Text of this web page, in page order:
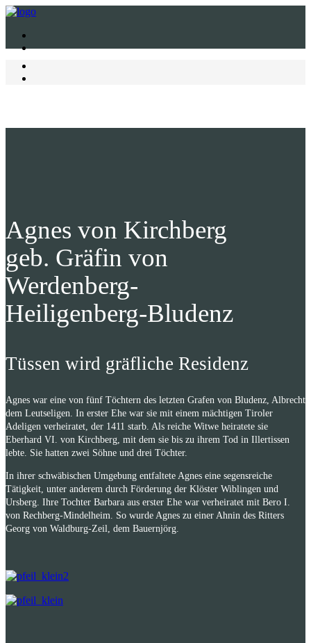
Agnes von Kirchberg
geb. Gräfin von
Werdenberg-
Heiligenberg-Bludenz
Tüssen wird gräfliche Residenz
Agnes war eine von fünf Töchtern des letzten Grafen von Bludenz, Albrecht
dem Leutseligen. In erster Ehe war sie mit einem mächtigen Tiroler
Adeligen verheiratet, der 1411 starb. Als reiche Witwe heiratete sie
Eberhard VI. von Kirchberg, mit dem sie bis zu ihrem Tod in Illertissen
lebte. Sie hatten zwei Söhne und drei Töchter.
In ihrer schwäbischen Umgebung entfaltete Agnes eine segensreiche
Tätigkeit, unter anderem durch Förderung der Klöster Wiblingen und
Ursberg. Ihre Tochter Barbara aus erster Ehe war verheiratet mit Bero I.
von Rechberg-Mindelheim. So wurde Agnes zu einer Ahnin des Ritters
Georg von Waldburg-Zeil, dem Bauernjörg.